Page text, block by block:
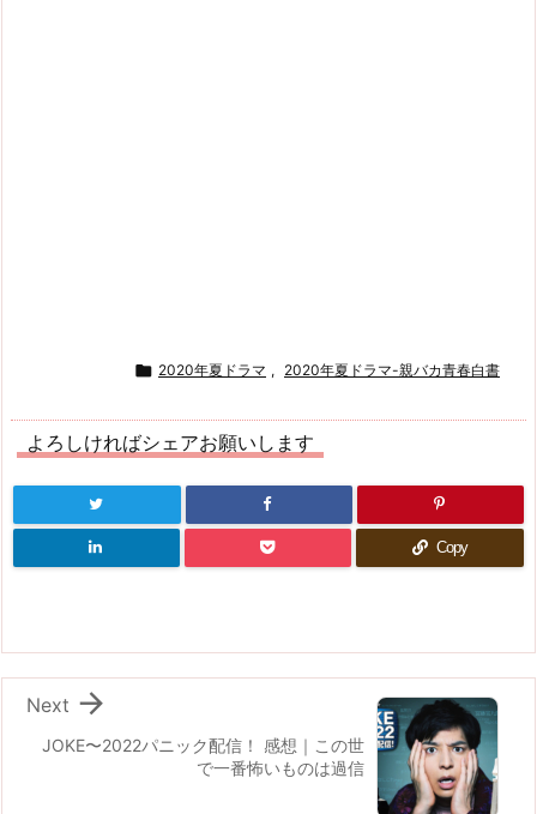
 2020年夏ドラマ , 2020年夏ドラマ-親バカ青春白書
よろしければシェアお願いします
Copy
JOKE〜2022パニック配信！ 感想｜この世
で一番怖いものは過信

Next